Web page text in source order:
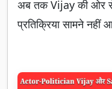
अब तक Vijay की ओर से
प्रतिक्रिया सामने नहीं